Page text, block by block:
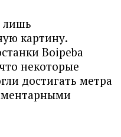
лишь
картину.
Boipeba
некоторые
достигать метра